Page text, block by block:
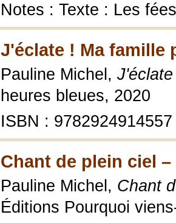
Notes : Texte : Les
J'éclate ! Ma famille
Pauline Michel,
heures bleues, 2020
ISBN : 9782924914557
Chant de plein ciel
Pauline Michel, Chant
Éditions Pourquoi